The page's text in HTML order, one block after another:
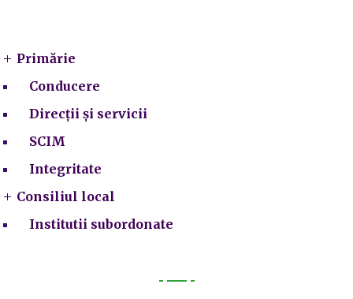
Primărie
Conducere
Direcții și servicii
SCIM
Integritate
Consiliul local
Institutii subordonate